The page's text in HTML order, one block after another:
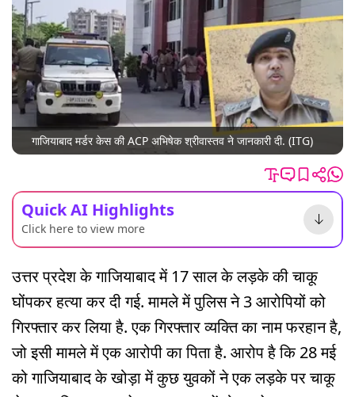
गाजियाबाद मर्डर केस की ACP अभिषेक श्रीवास्तव ने जानकारी दी. (ITG)
Quick AI Highlights
Click here to view more
उत्तर प्रदेश के गाजियाबाद में 17 साल के लड़के की चाकू
घोंपकर हत्या कर दी गई. मामले में पुलिस ने 3 आरोपियों को
गिरफ्तार कर लिया है. एक गिरफ्तार व्यक्ति का नाम फरहान है,
जो इसी मामले में एक आरोपी का पिता है. आरोप है कि 28 मई
को गाजियाबाद के खोड़ा में कुछ युवकों ने एक लड़के पर चाकू